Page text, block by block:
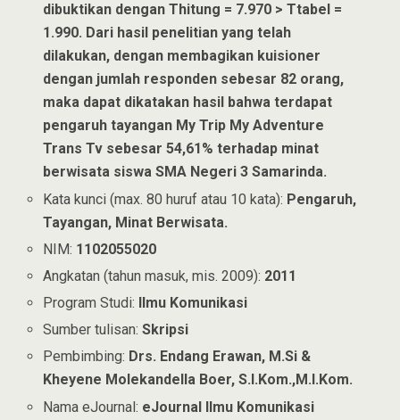
dibuktikan dengan Thitung = 7.970 > Ttabel =
1.990. Dari hasil penelitian yang telah
dilakukan, dengan membagikan kuisioner
dengan jumlah responden sebesar 82 orang,
maka dapat dikatakan hasil bahwa terdapat
pengaruh tayangan My Trip My Adventure
Trans Tv sebesar 54,61% terhadap minat
berwisata siswa SMA Negeri 3 Samarinda.
Kata kunci (max. 80 huruf atau 10 kata): Pengaruh,
Tayangan, Minat Berwisata.
NIM: 1102055020
Angkatan (tahun masuk, mis. 2009): 2011
Program Studi: Ilmu Komunikasi
Sumber tulisan:Skripsi
Pembimbing: Drs. Endang Erawan, M.Si &
Kheyene Molekandella Boer, S.I.Kom.,M.I.Kom.
Nama eJournal: eJournal Ilmu Komunikasi